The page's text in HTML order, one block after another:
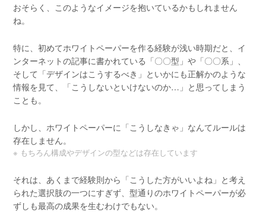
おそらく、このようなイメージを抱いているかもしれません
ね。
特に、初めてホワイトペーパーを作る経験が浅い時期だと、イ
ンターネットの記事に書かれている「〇〇型」や「〇〇系」、
そして「デザインはこうするべき」といかにも正解かのような
情報を見て、「こうしないといけないのか…」と思ってしまう
ことも。
しかし、ホワイトペーパーに「こうしなきゃ」なんてルールは
存在しません。
※ もちろん構成やデザインの型などは存在しています
それは、あくまで経験則から「こうした方がいいよね」と考え
られた選択肢の一つにすぎず、型通りのホワイトペーパーが必
ずしも最高の成果を生むわけでもない。